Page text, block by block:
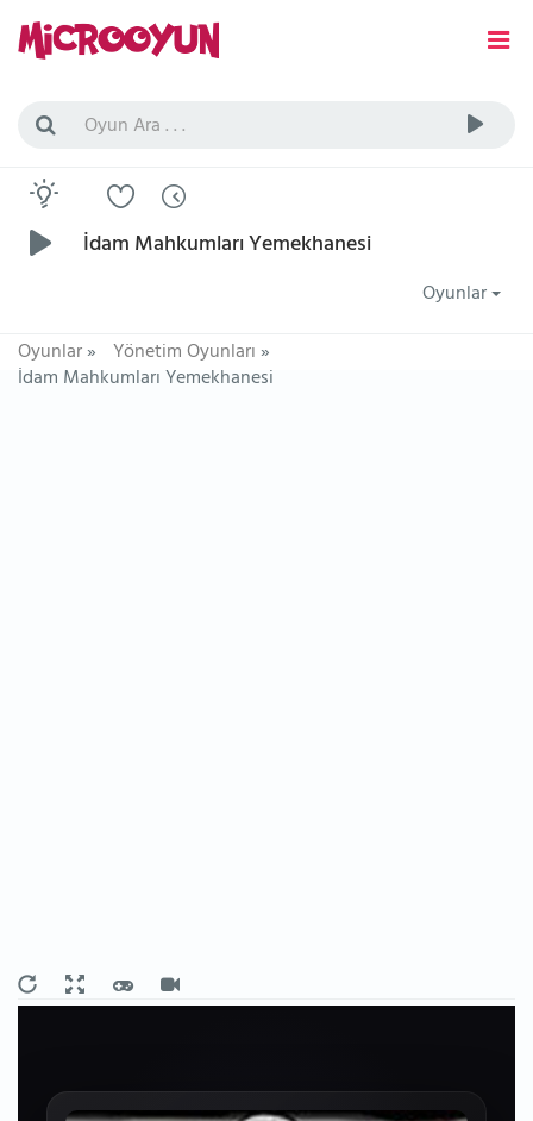
İdam Mahkumları Yemekhanesi
Oyunlar
Oyunlar» Yönetim Oyunları»
İdam Mahkumları Yemekhanesi